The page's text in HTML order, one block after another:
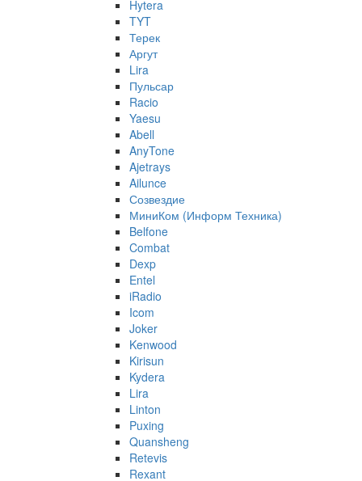
Hytera
TYT
Терек
Аргут
Lira
Пульсар
Racio
Yaesu
Abell
AnyTone
Ajetrays
Ailunce
Созвездие
МиниКом (Информ Техника)
Belfone
Combat
Dexp
Entel
iRadio
Icom
Joker
Kenwood
Kirisun
Kydera
Lira
Linton
Puxing
Quansheng
Retevis
Rexant